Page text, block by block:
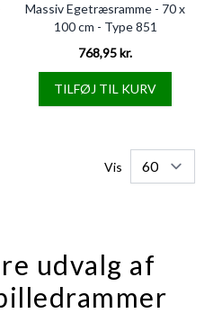
Massiv Egetræsramme - 70 x
100 cm - Type 851
768,95 kr.
TILFØJ TIL KURV
Vis
udvalg af